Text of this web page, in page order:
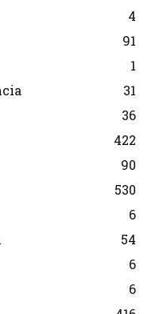
4
91
1
31
36
422
90
530
6
54
6
6